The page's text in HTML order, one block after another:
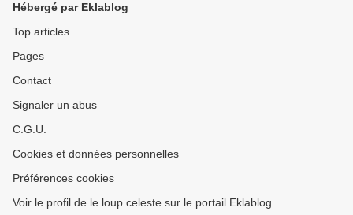
Hébergé par Eklablog
Top articles
Pages
Contact
Signaler un abus
C.G.U.
Cookies et données personnelles
Préférences cookies
Voir le profil de le loup celeste sur le portail Eklablog